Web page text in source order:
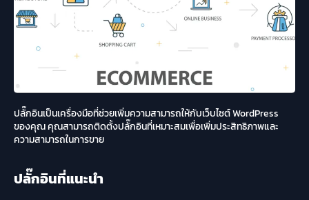
ปลั๊กอินเป็นเครื่องมือที่ช่วยเพิ่มความสามารถให้กับเว็บไซต์ WordPress
ของคุณ คุณสามารถติดตั้งปลั๊กอินที่เหมาะสมเพื่อเพิ่มประสิทธิภาพและ
ความสามารถในการขาย
ปลั๊กอินที่แนะนำ